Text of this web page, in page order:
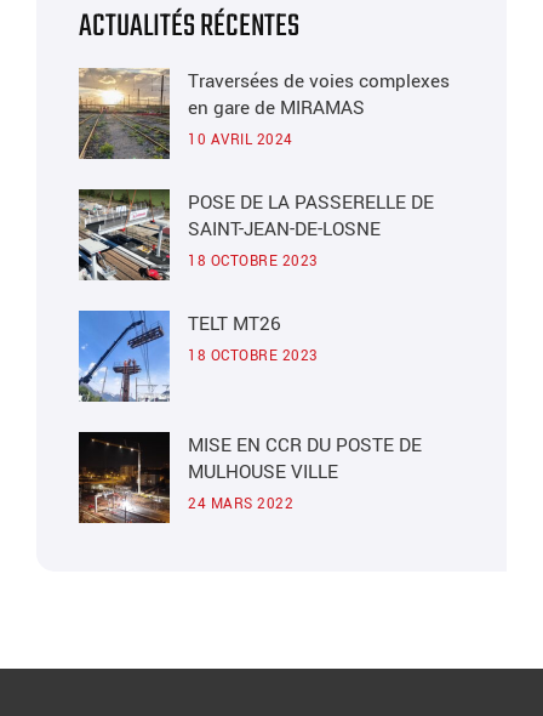
ACTUALITÉS RÉCENTES
Traversées de voies complexes
en gare de MIRAMAS
10 AVRIL 2024
POSE DE LA PASSERELLE DE
SAINT-JEAN-DE-LOSNE
18 OCTOBRE 2023
TELT MT26
18 OCTOBRE 2023
MISE EN CCR DU POSTE DE
MULHOUSE VILLE
24 MARS 2022